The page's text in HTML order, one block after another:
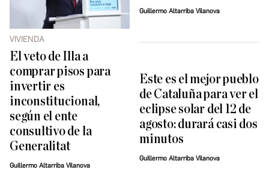
VIVIENDA
El veto de Illa a
comprar pisos para
invertir es
inconstitucional,
según el ente
consultivo de la
Generalitat
Guillermo Altarriba Vilanova
Guillermo Altarriba Vilanova
Este es el mejor pueblo
de Cataluña para ver el
eclipse solar del 12 de
agosto: durará casi dos
minutos
Guillermo Altarriba Vilanova